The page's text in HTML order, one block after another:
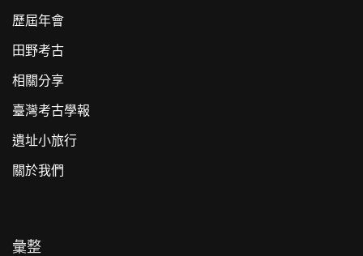
歷屆年會
田野考古
相關分享
臺灣考古學報
遺址小旅行
關於我們
彙整